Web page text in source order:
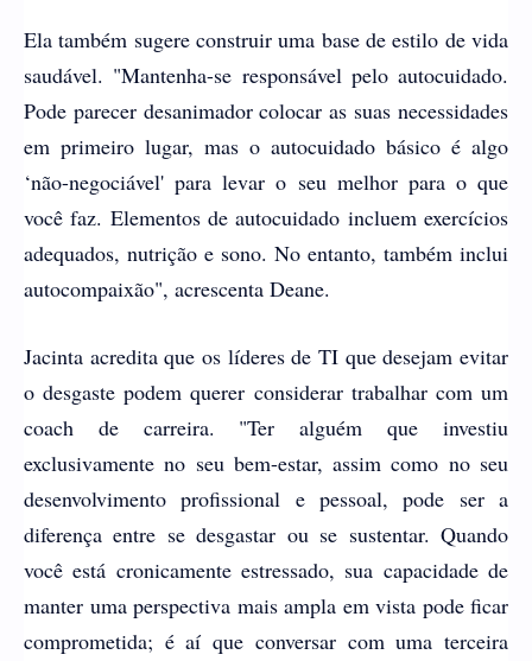
Ela também sugere construir uma base de estilo de vida
saudável. "Mantenha-se responsável pelo autocuidado.
Pode parecer desanimador colocar as suas necessidades
em primeiro lugar, mas o autocuidado básico é algo
‘não-negociável' para levar o seu melhor para o que
você faz. Elementos de autocuidado incluem exercícios
adequados, nutrição e sono. No entanto, também inclui
autocompaixão", acrescenta Deane.
Jacinta acredita que os líderes de TI que desejam evitar
o desgaste podem querer considerar trabalhar com um
coach de carreira. "Ter alguém que investiu
exclusivamente no seu bem-estar, assim como no seu
desenvolvimento profissional e pessoal, pode ser a
diferença entre se desgastar ou se sustentar. Quando
você está cronicamente estressado, sua capacidade de
manter uma perspectiva mais ampla em vista pode ficar
comprometida; é aí que conversar com uma terceira